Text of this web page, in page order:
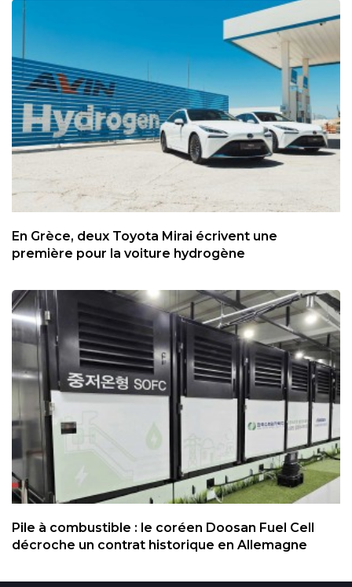
En Grèce, deux Toyota Mirai écrivent une
première pour la voiture hydrogène
Pile à combustible : le coréen Doosan Fuel Cell
décroche un contrat historique en Allemagne